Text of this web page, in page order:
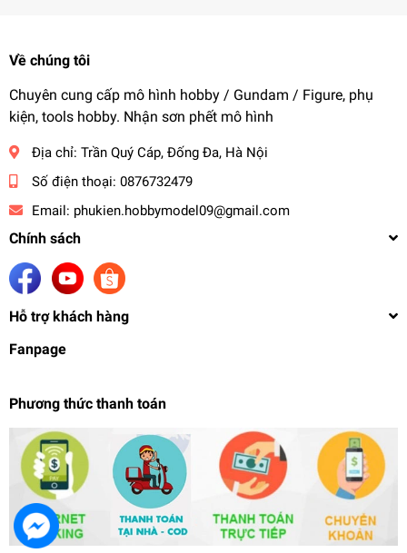
Về chúng tôi
Chuyên cung cấp mô hình hobby / Gundam / Figure, phụ
kiện, tools hobby. Nhận sơn phết mô hình
Địa chỉ: Trần Quý Cáp, Đống Đa, Hà Nội
Số điện thoại: 0876732479
Email: phukien.hobbymodel09@gmail.com
Chính sách
Hỗ trợ khách hàng
Fanpage
Phương thức thanh toán
Bút tẩy line sơn mô hình MS027 Eraser Remover